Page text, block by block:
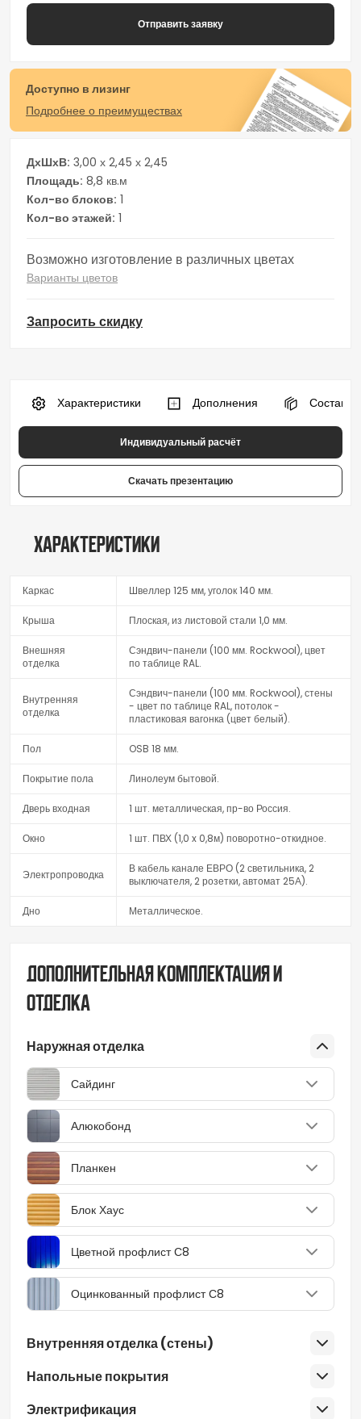
Отправить заявку
Доступно в лизинг
Подробнее о преимуществах
ДхШхВ 3,00 х 2,45 х 2,45
Площадь 8,8 кв.м
Кол-во блоков 1
Кол-во этажей 1
Возможно изготовление в различных цветах
Варианты цветов
Запросить скидку
Характеристики Дополнения Состав
Индивидуальный расчёт
Скачать презентацию
Характеристики
Каркас Швеллер 125 мм, уголок 140 мм.
Крыша Плоская, из листовой стали 1,0 мм.
Внешняя
отделка
Сэндвич-панели (100 мм. Rockwool), цвет
по таблице RAL.
Внутренняя
отделка
Сэндвич-панели (100 мм. Rockwool), стены
- цвет по таблице RAL, потолок -
пластиковая вагонка (цвет белый).
Пол OSB 18 мм.
Покрытие пола Линолеум бытовой.
Дверь входная 1 шт. металлическая, пр-во Россия.
Окно 1 шт. ПВХ (1,0 x 0,8м) поворотно-откидное.
Электропроводка
В кабель канале ЕВРО (2 светильника, 2
выключателя, 2 розетки, автомат 25А).
Дно Металлическое.
Дополнительная комплектация и
отделка
Наружная отделка
Сайдинг
Алюкобонд
Планкен
Блок Хаус
Цветной профлист С8
Оцинкованный профлист С8
Внутренняя отделка (стены)
Напольные покрытия
Электрификация